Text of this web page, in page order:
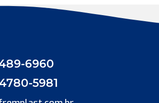
6960
5981